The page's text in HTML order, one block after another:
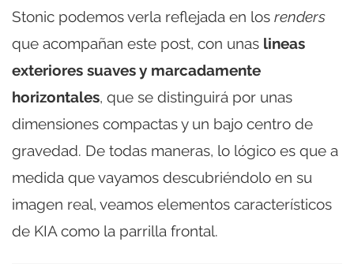
Stonic podemos verla reflejada en los renders
que acompañan este post, con unas lineas
exteriores suaves y marcadamente
horizontales, que se distinguirá por unas
dimensiones compactas y un bajo centro de
gravedad. De todas maneras, lo lógico es que a
medida que vayamos descubriéndolo en su
imagen real, veamos elementos característicos
de KIA como la parrilla frontal.